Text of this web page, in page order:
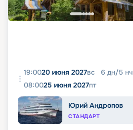
19:0020 июня 2027вс 6 дн/5 нч
08:0025 июня 2027пт
Юрий Андропов
СТАНДАРТ